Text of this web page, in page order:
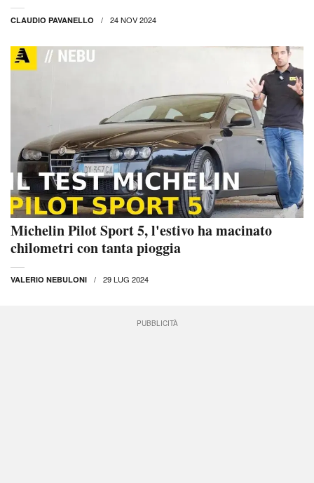
CLAUDIO PAVANELLO 24 NOV 2024
Michelin Pilot Sport 5, l'estivo ha macinato
chilometri con tanta pioggia
VALERIO NEBULONI 29 LUG 2024
PUBBLICITÀ